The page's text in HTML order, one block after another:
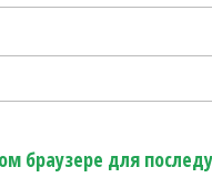
браузере для